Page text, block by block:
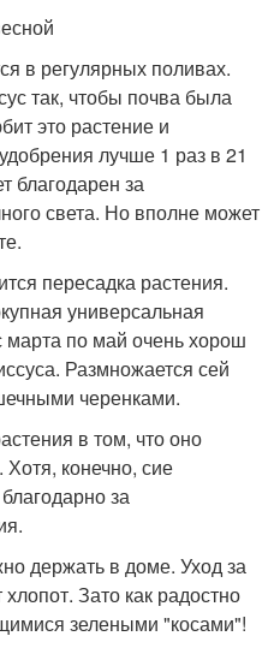
в регулярных поливах.
так, чтобы почва была
это растение и
лучше 1 раз в 21
благодарен за
света. Но вполне может
пересадка растения.
универсальная
по май очень хорош
Размножается сей
черенками.
в том, что оно
Хотя, конечно, сие
за
держать в доме. Уход за
Зато как радостно
зелеными "косами"!